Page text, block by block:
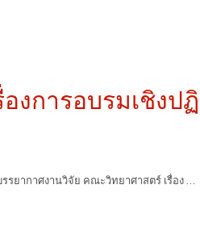
งการอบรมเชิงป
ากาศงานวิจัย คณะวิทยาศาสตร์ เรื่อง ...